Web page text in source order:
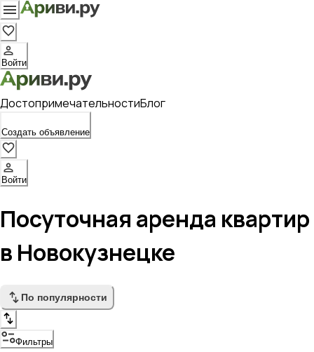
Войти
ДостопримечательностиБлог
Создать объявление
Войти
Посуточная аренда квартир
в Новокузнецке
По популярности
Фильтры